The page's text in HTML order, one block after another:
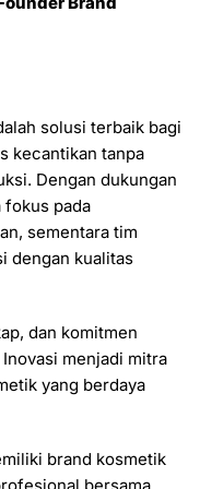
solusi terbaik bagi
kecantikan tanpa
Dengan dukungan
fokus pada
sementara tim
dengan kualitas
dan komitmen
menjadi mitra
yang berdaya
brand kosmetik